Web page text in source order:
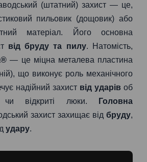
(штатний) захист — це,
пильовик (дощовик) або
матеріал. Його основна
від бруду та пилу. Натомість,
— це міцна металева пластина
що виконує роль механічного
надійний захист від ударів об
чи відкриті люки.
Головна
захист захищає від бруду,
удару.